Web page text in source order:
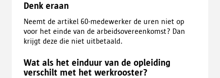
Denk eraan
Neemt de artikel 60-medewerker de uren niet op
voor het einde van de arbeidsovereenkomst? Dan
krijgt deze die niet uitbetaald.
Wat als het einduur van de opleiding
verschilt met het werkrooster?